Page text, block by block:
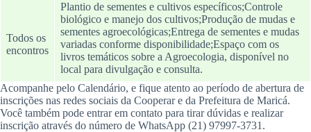
Todos os
encontros
Plantio de sementes e cultivos específicos;Controle
biológico e manejo dos cultivos;Produção de mudas e
sementes agroecológicas;Entrega de sementes e mudas
variadas conforme disponibilidade;Espaço com os
livros temáticos sobre a Agroecologia, disponível no
local para divulgação e consulta.
Acompanhe pelo Calendário, e fique atento ao período de abertura de
inscrições nas redes sociais da Cooperar e da Prefeitura de Maricá.
Você também pode entrar em contato para tirar dúvidas e realizar
inscrição através do número de WhatsApp (21) 97997-3731.